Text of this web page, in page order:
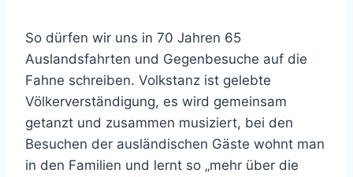
So dürfen wir uns in 70 Jahren 65
Auslandsfahrten und Gegenbesuche auf die
Fahne schreiben. Volkstanz ist gelebte
Völkerverständigung, es wird gemeinsam
getanzt und zusammen musiziert, bei den
Besuchen der ausländischen Gäste wohnt man
in den Familien und lernt so „mehr über die